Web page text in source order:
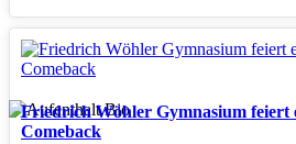
Friedrich Wöhler Gymnasium feiert
Comeback